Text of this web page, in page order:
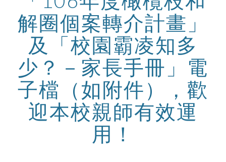
解圈個案轉介計畫」
及「校園霸凌知多
少？－家長手冊」電
子檔（如附件），歡
迎本校親師有效運
用！